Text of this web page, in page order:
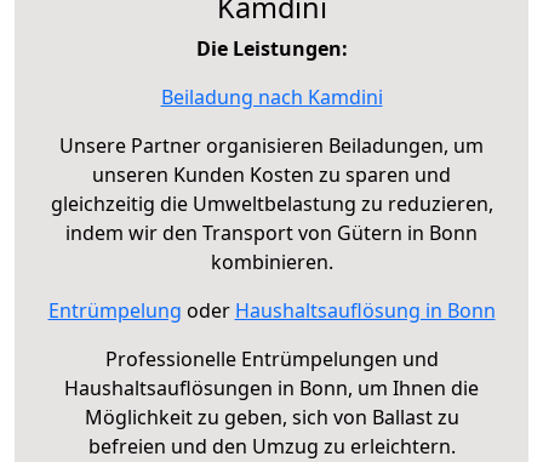
Die Leistungen:
Beiladung nach Kamdini
Unsere Partner organisieren Beiladungen, um
unseren Kunden Kosten zu sparen und
gleichzeitig die Umweltbelastung zu reduzieren,
indem wir den Transport von Gütern in Bonn
kombinieren.
Entrümpelung oder Haushaltsauflösung in Bonn
Professionelle Entrümpelungen und
Haushaltsauflösungen in Bonn, um Ihnen die
Möglichkeit zu geben, sich von Ballast zu
befreien und den Umzug zu erleichtern.